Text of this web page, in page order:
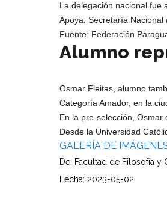
La delegación nacional fue
Apoya: Secretaría
Fuente: Federación
Alumno
Osmar Fleitas, alumno
Categoría Amador, en la
En la pre-selección,
Desde la Universidad
GALERÍA DE
De: Facultad de Filosofía y
Fecha: 2023-05-02